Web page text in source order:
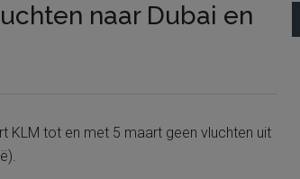
naar Dubai en
KLM tot en met 5 maart geen vluchten uit